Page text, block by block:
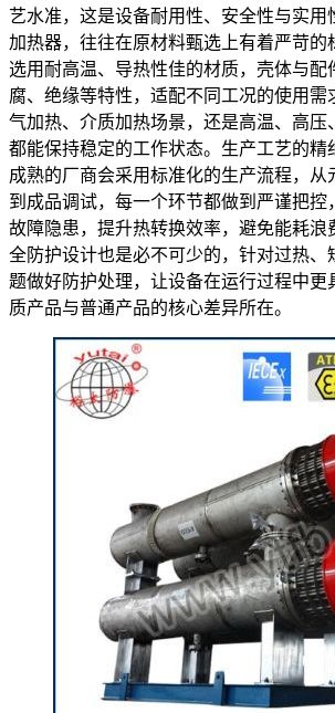
艺水准，这是设备耐用性、安全性与实用
加热器，往往在原材料甄选上有着严苛的
选用耐高温、导热性佳的材质，壳体与配
腐、绝缘等特性，适配不同工况的使用需
气加热、介质加热场景，还是高温、高压
都能保持稳定的工作状态。生产工艺的精
成熟的厂商会采用标准化的生产流程，从
到成品调试，每一个环节都做到严谨把控
故障隐患，提升热转换效率，避免能耗浪
全防护设计也是必不可少的，针对过热、
题做好防护处理，让设备在运行过程中更
质产品与普通产品的核心差异所在。